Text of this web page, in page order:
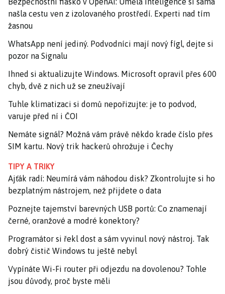
našla cestu ven z izolovaného prostředí. Experti nad tím
žasnou
WhatsApp není jediný. Podvodníci mají nový fígl, dejte si
pozor na Signalu
Ihned si aktualizujte Windows. Microsoft opravil přes 600
chyb, dvě z nich už se zneužívají
Tuhle klimatizaci si domů nepořizujte: je to podvod,
varuje před ní i ČOI
Nemáte signál? Možná vám právě někdo krade číslo přes
SIM kartu. Nový trik hackerů ohrožuje i Čechy
TIPY A TRIKY
Ajťák radí: Neumírá vám náhodou disk? Zkontrolujte si ho
bezplatným nástrojem, než přijdete o data
Poznejte tajemství barevných USB portů: Co znamenají
černé, oranžové a modré konektory?
Programátor si řekl dost a sám vyvinul nový nástroj. Tak
dobrý čistič Windows tu ještě nebyl
Vypínáte Wi-Fi router při odjezdu na dovolenou? Tohle
jsou důvody, proč byste měli